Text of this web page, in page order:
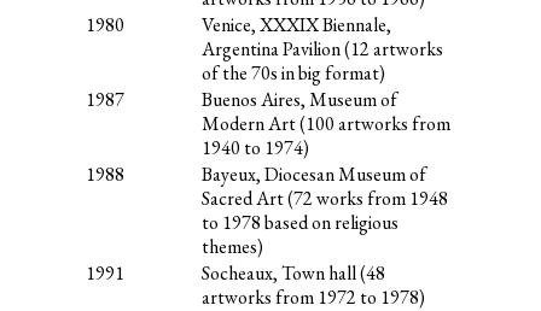
1980
Venice, XXXIX Biennale,
Argentina Pavilion (12 artworks
of the 70s in big format)
1987
Buenos Aires, Museum of
Modern Art (100 artworks from
1940 to 1974)
1988
Bayeux, Diocesan Museum of
Sacred Art (72 works from 1948
to 1978 based on religious
themes)
1991
Socheaux, Town hall (48
artworks from 1972 to 1978)